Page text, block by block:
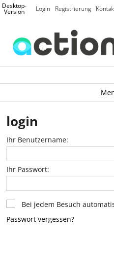
Desktop-
Version Login Registrierung
login
Ihr Benutzername:
Ihr Passwort:
Bei jedem Besuch
Passwort vergessen?